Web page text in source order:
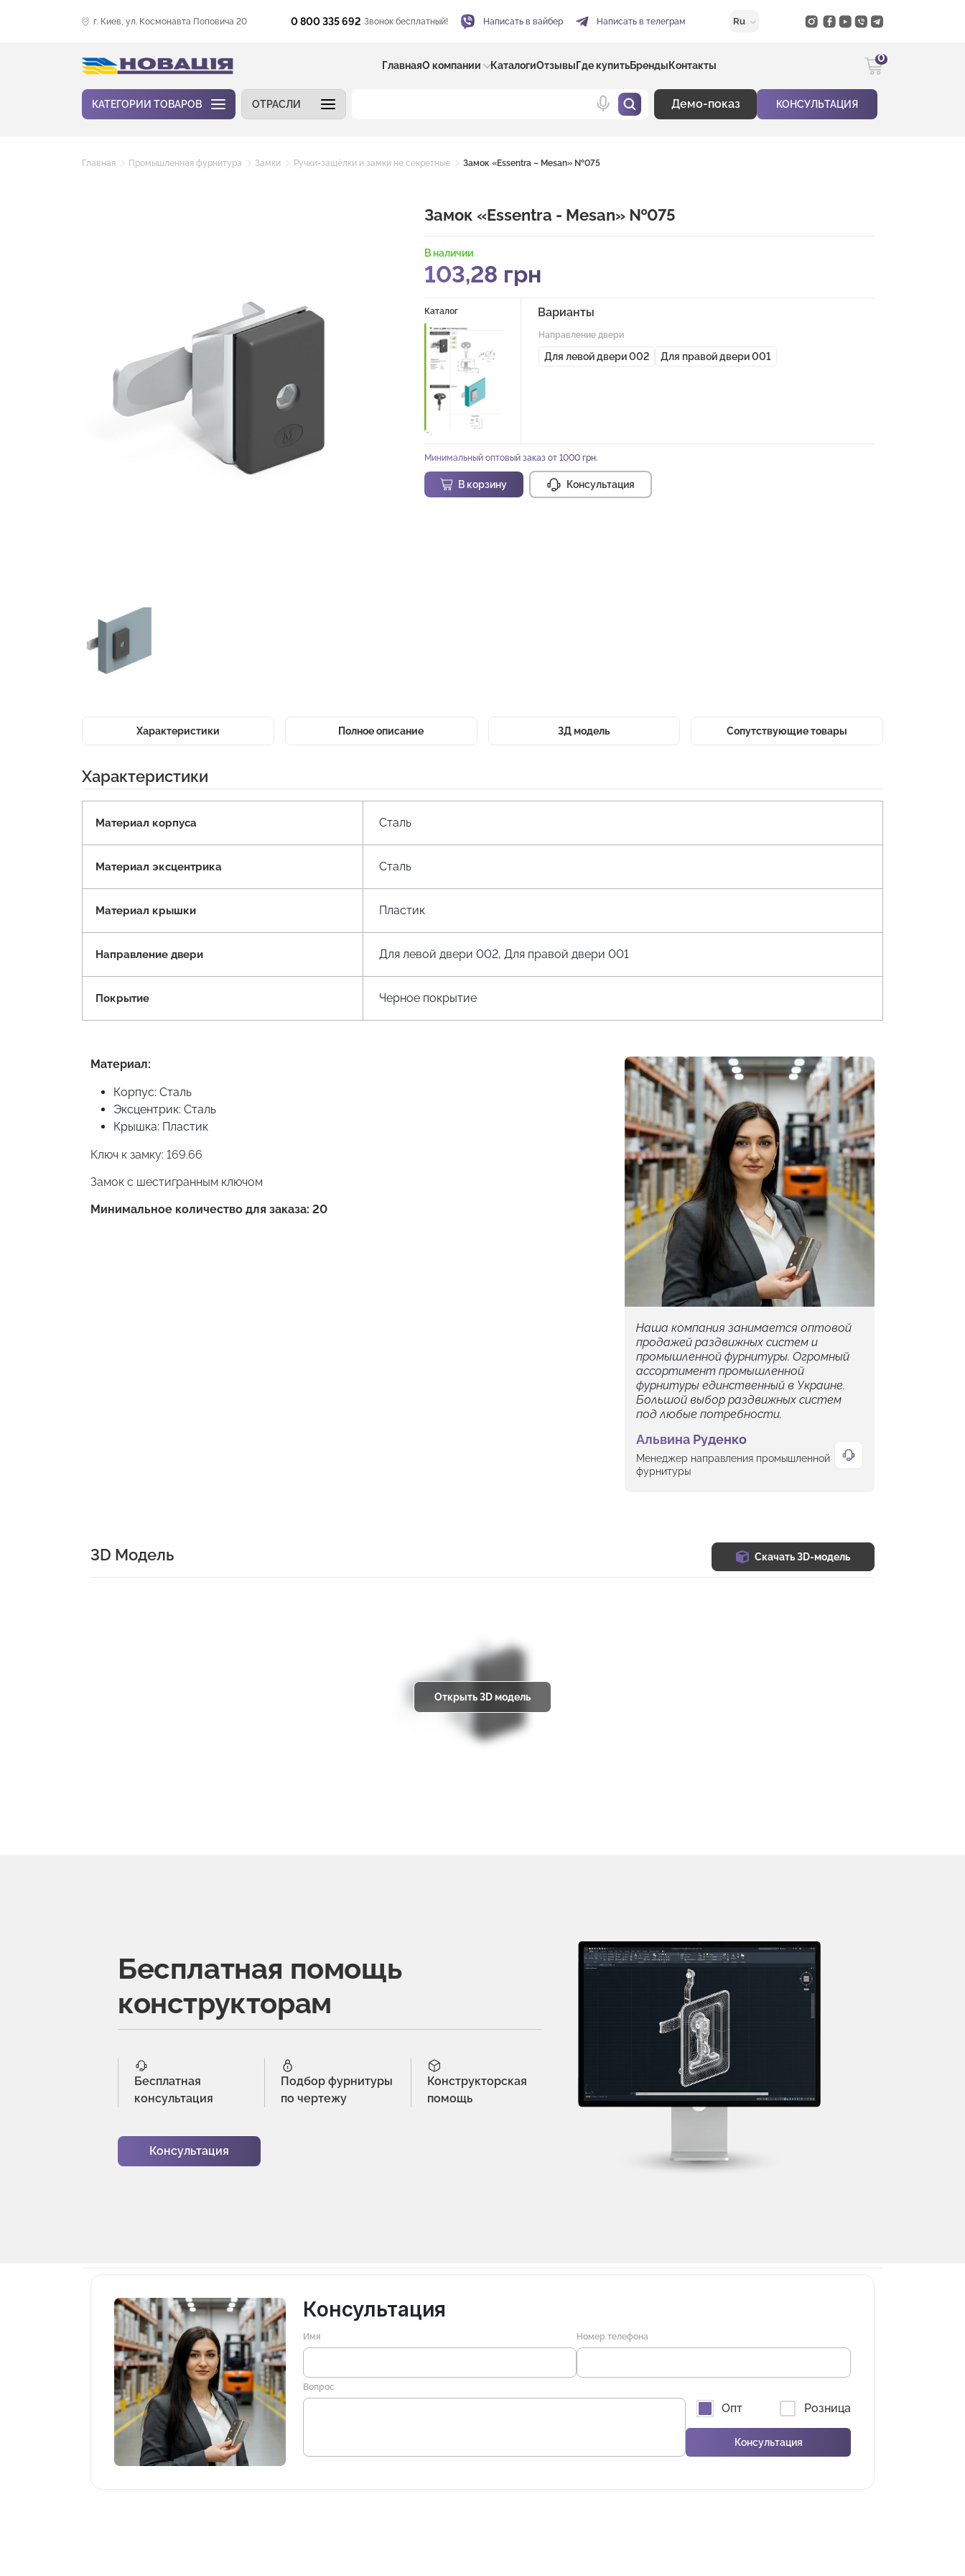
г. Киев, ул. Космонавта Поповича 20 0 800 335 692 Звонок бесплатный! Написать в вайбер Написать в телеграм Ru
ГлавнаяО компании КаталогиОтзывы Где купитьБренды Контакты
0
КАТЕГОРИИ ТОВАРОВ ОТРАСЛИ Демо-показ КОНСУЛЬТАЦИЯ
Главная Промышленная фурнитура Замки Ручки-защёлки и замки не секретные Замок «Essentra – Mesan» №075
Замок «Essentra - Mesan» №075
В наличии
103,28 грн
Каталог Варианты
Направление двери
Для левой двери 002 Для правой двери 001
Минимальный оптовый заказ от 1000 грн.
В корзину Консультация
Характеристики Полное описание 3Д модель Сопутствующие товары
Характеристики
Материал корпуса Сталь
Материал эксцентрика Сталь
Материал крышки Пластик
Направление двери Для левой двери 002, Для правой двери 001
Покрытие Черное покрытие
Материал:
Корпус: Сталь
Эксцентрик: Сталь
Крышка: Пластик
Ключ к замку: 169.66
Замок с шестигранным ключом
Минимальное количество для заказа: 20
Наша компания занимается оптовой
продажей раздвижных систем и
промышленной фурнитуры. Огромный
ассортимент промышленной
фурнитуры единственный в Украине.
Большой выбор раздвижных систем
под любые потребности.
Альвина Руденко
Менеджер направления промышленной
фурнитуры
3D Модель Скачать 3D-модель
Открыть 3D модель
Бесплатная помощь
конструкторам
Бесплатная
консультация
Подбор фурнитуры
по чертежу
Конструкторская
помощь
Консультация
Консультация
Имя Номер телефона
Вопрос
Опт Розница